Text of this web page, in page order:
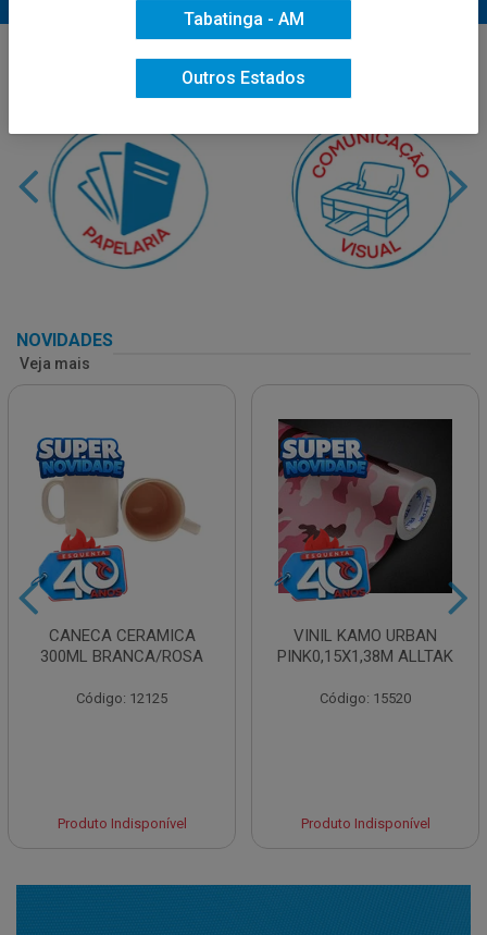
NOVIDADES
Veja mais
CANECA CERAMICA
300ML BRANCA/ROSA
Código: 12125
Produto Indisponível
VINIL KAMO URBAN
PINK0,15X1,38M ALLTAK
Código: 15520
Produto Indisponível
Tabatinga - AM
Outros Estados